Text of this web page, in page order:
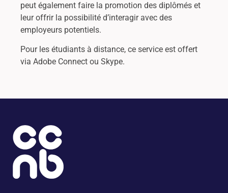
peut également faire la promotion des diplômés et
leur offrir la possibilité d’interagir avec des
employeurs potentiels.
Pour les étudiants à distance, ce service est offert
via Adobe Connect ou Skype.